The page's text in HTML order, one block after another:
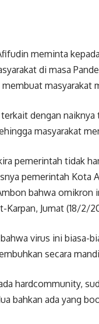
meminta
di masa
masyarakat
dengan naiknya
masyarakat
pemerintah tidak
pemerintah Kota
bahwa omikron
Karpan, Jumat (18/2/
virus ini biasa-
secara
hardcommunity,
bahkan ada yang